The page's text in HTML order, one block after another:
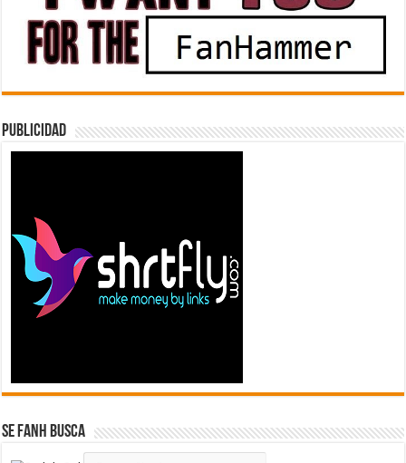
Publicidad
Se FanH Busca